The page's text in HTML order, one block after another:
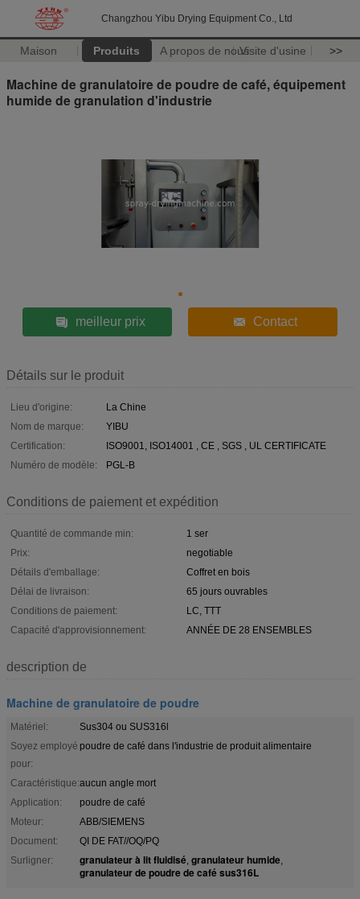
Changzhou Yibu Drying Equipment Co., Ltd
Maison Produits A propos de nousVisite d'usine >>
Machine de granulatoire de poudre de café, équipement
humide de granulation d'industrie
meilleur prix Contact
Détails sur le produit
Lieu d'origine:
La Chine
Nom de marque:
YIBU
Certification:
ISO9001, ISO14001 , CE , SGS , UL CERTIFICATE
Numéro de modèle:
PGL-B
Conditions de paiement et expédition
Quantité de commande min:
1 ser
Prix:
negotiable
Détails d'emballage:
Coffret en bois
Délai de livraison:
65 jours ouvrables
Conditions de paiement:
LC, TTT
Capacité d'approvisionnement:
ANNÉE DE 28 ENSEMBLES
description de
Machine de granulatoire de poudre
Matériel:
Sus304 ou SUS316l
Soyez employé
pour:
poudre de café dans l'industrie de produit alimentaire
Caractéristique:aucun angle mort
Application:
poudre de café
Moteur:
ABB/SIEMENS
Document:
QI DE FAT//OQ/PQ
Surligner:
granulateur à lit fluidisé, granulateur humide,
granulateur de poudre de café sus316L